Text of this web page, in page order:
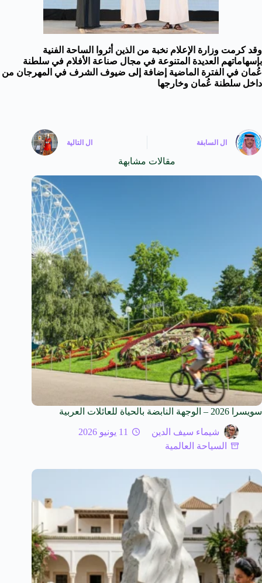
وقد كرمت وزارة الإعلام نخبة من الذين أثروا الساحة الفنية
بإسهاماتهم العديدة المتنوعة في مجال صناعة الأفلام في سلطنة
عُمان في الفترة الماضية إضافة إلى ضيوف الشرف في المهرجان من
داخل سلطنة عُمان وخارجها
ال السابقة ال التالية
مقالات مشابهة
سويسرا 2026 – الوجهة النابضة بالحياة للعائلات العربية
شيماء سيف الدين
11 يونيو 2026
السياحة العالمية